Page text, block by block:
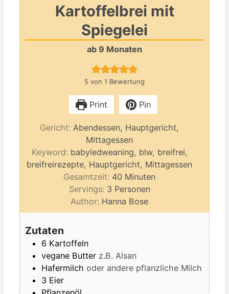
Kartoffelbrei mit
Spiegelei
ab 9 Monaten
5 von 1 Bewertung
Print Pin
Gericht: Abendessen, Hauptgericht,
Mittagessen
Keyword: babyledweaning, blw, breifrei,
breifreirezepte, Hauptgericht, Mittagessen
Gesamtzeit: 40 Minuten
Minuten
Servings: 3 Personen
Author: Hanna Bose
Zutaten
6 Kartoffeln
vegane Butter z.B. Alsan
Hafermilch oder andere pflanzliche Milch
3 Eier